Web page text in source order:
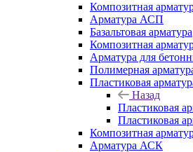
Композитная
Арматура АСП
Базальтовая арматура
Композитная
Арматура для
Полимерная
Пластиковая
Назад
Пластиковая
Пластиковая
Композитная
Арматура АСК